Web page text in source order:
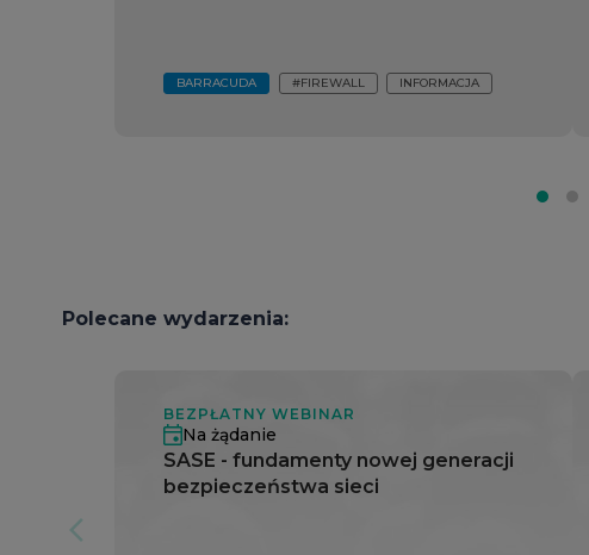
BARRACUDA #FIREWALL INFORMACJA
Polecane wydarzenia:
arrow_forward_ios
BEZPŁATNY WEBINAR
Na żądanie
SASE - fundamenty nowej generacji
bezpieczeństwa sieci